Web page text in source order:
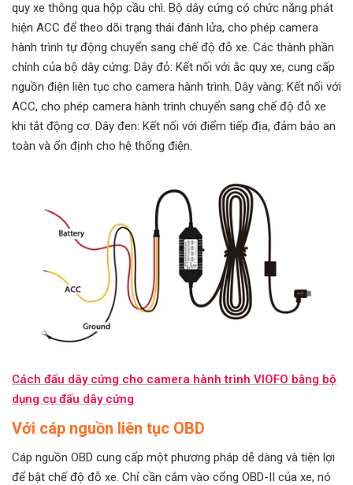
quy xe thông qua hộp cầu chì. Bộ dây cứng có chức năng phát
hiện ACC để theo dõi trạng thái đánh lửa, cho phép camera
hành trình tự động chuyển sang chế độ đỗ xe. Các thành phần
chính của bộ dây cứng: Dây đỏ: Kết nối với ắc quy xe, cung cấp
nguồn điện liên tục cho camera hành trình. Dây vàng: Kết nối với
ACC, cho phép camera hành trình chuyển sang chế độ đỗ xe
khi tắt động cơ. Dây đen: Kết nối với điểm tiếp địa, đảm bảo an
toàn và ổn định cho hệ thống điện.
Cách đấu dây cứng cho camera hành trình VIOFO bằng bộ
dụng cụ đấu dây cứng
Với cáp nguồn liên tục OBD
Cáp nguồn OBD cung cấp một phương pháp dễ dàng và tiện lợi
để bật chế độ đỗ xe. Chỉ cần cắm vào cổng OBD-II của xe, nó